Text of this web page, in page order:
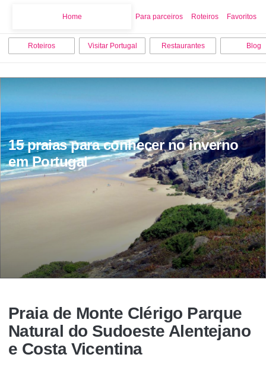
Home Para parceiros Roteiros Favoritos
Roteiros Visitar Portugal Restaurantes Blog
15 praias para conhecer no inverno
em Portugal
Praia de Monte Clérigo Parque
Natural do Sudoeste Alentejano
e Costa Vicentina